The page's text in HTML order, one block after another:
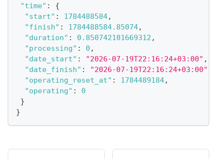
"time" :
{
"start" : 1784488584,
"finish" : 1784488584.85074,
"duration" : 0.850742101669312 ,
"processing" : 0 ,
"date_start" : "2026-07-19T22:16:24+03:00" ,
"date_finish" : "2026-07-19T22:16:24+03:00"
"operating_reset_at" : 1784489184,
"operating" :
0
}
}